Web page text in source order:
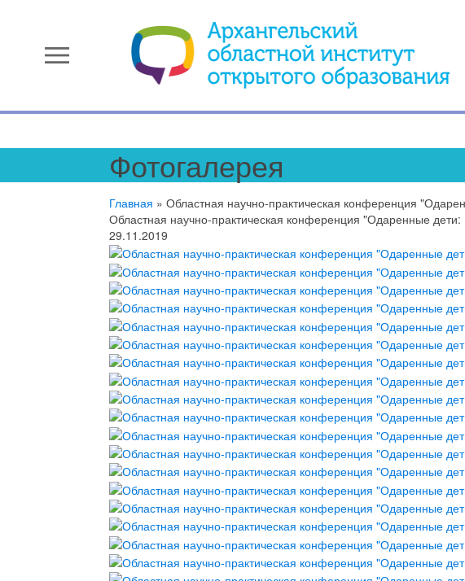
menu
Фотогалерея
Главная »Областная научно-практическая конференция
Областная научно-практическая конференция "Одаренные дети:
29.11.2019